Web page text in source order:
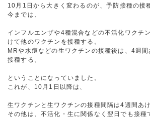
10月1日から大きく変わるのが、予防接種の接
今までは、
インフルエンザや4種混合などの不活化ワクチ
けて他のワクチンを接種する。
MRや水痘などの生ワクチンの接種後は、4週
接種する。
ということになっていました。
これが、10月1日以降は、
生ワクチンと生ワクチンの接種間隔は4週間あけ
その他は、不活化・生に関係なく翌日でも接種